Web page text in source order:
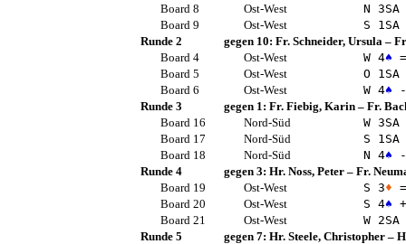
Board 8
Ost-West N 3SA
Board 9
Ost-West S 1 SA
Runde 2
gegen 10: Fr. Schneider, Ursula –
Board 4
Ost-West W 4♠ =
Board 5
Ost-West O 1 SA
Board 6
Ost-West W 4♠
Runde 3
gegen 1: Fr. Fiebig, Karin– Fr.
Board 16
Nord-Süd W 3SA
Board 17
Nord-Süd S 1 SA
Board 18
Nord-Süd N 4♠
Runde 4
gegen 3: Hr. Noss, Peter– Fr.
Board 19
Ost-West S 3♦ =
Board 20
Ost-West S 4♠
Board 21
Ost-West W 2SA
Runde 5
gegen 7: Hr. Steele, Christopher–